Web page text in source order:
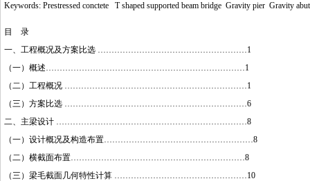
Keywords: Prestressed conctete T shaped supported beam bridge Gravity pier Gravity
目 录
一、工程概况及方案比选 ………………………………………………1
（一）概述………………………………………………………………1
（二）工程概况 …………………………………………………………1
（三）方案比选 …………………………………………………………6
二、主梁设计 ……………………………………………………………8
（一）设计概况及构造布置………………………………………………8
（二）横截面布置………………………………………………………8
（三）梁毛截面几何特性计算 …………………………………………10